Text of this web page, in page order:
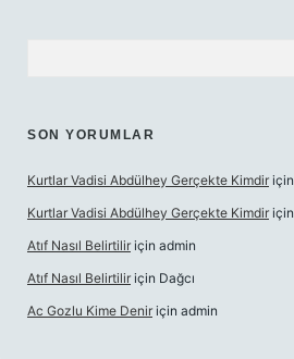
SON YORUMLAR
Kurtlar Vadisi Abdülhey Gerçekte Kimdir için
Kurtlar Vadisi Abdülhey Gerçekte Kimdir için
Atıf Nasıl Belirtilir için admin
Atıf Nasıl Belirtilir için Dağcı
Ac Gozlu Kime Denir için admin